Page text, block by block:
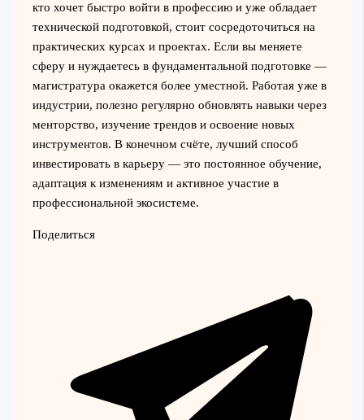
кто хочет быстро войти в профессию и уже обладает
технической подготовкой, стоит сосредоточиться на
практических курсах и проектах. Если вы меняете
сферу и нуждаетесь в фундаментальной подготовке —
магистратура окажется более уместной. Работая уже в
индустрии, полезно регулярно обновлять навыки через
менторство, изучение трендов и освоение новых
инструментов. В конечном счёте, лучший способ
инвестировать в карьеру — это постоянное обучение,
адаптация к изменениям и активное участие в
профессиональной экосистеме.
Поделиться